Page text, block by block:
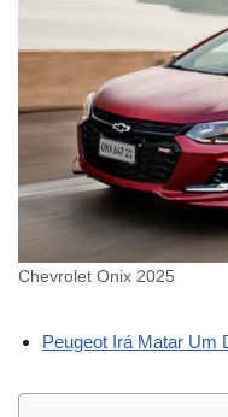
Chevrolet Onix 2025
Peugeot Irá Matar Um